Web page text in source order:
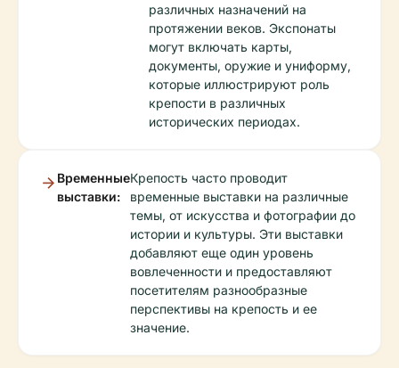
различных назначений на
протяжении веков. Экспонаты
могут включать карты,
документы, оружие и униформу,
которые иллюстрируют роль
крепости в различных
исторических периодах.
Временные
выставки:
Крепость часто проводит
временные выставки на различные
темы, от искусства и фотографии до
истории и культуры. Эти выставки
добавляют еще один уровень
вовлеченности и предоставляют
посетителям разнообразные
перспективы на крепость и ее
значение.